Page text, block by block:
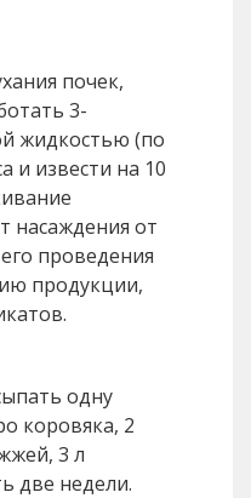
почек,
3­
жидкостью (по
и извести на 10
насаждения от
проведения
продукции,
одну
коровяка, 2
3 л
две недели.